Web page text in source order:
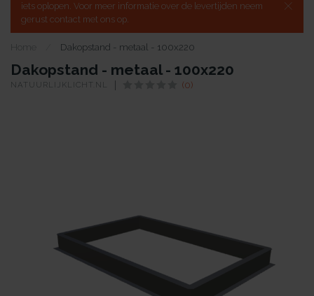
iets oplopen. Voor meer informatie over de levertijden neem
gerust contact met ons op.
Home Dakopstand - metaal - 100x220
Dakopstand - metaal - 100x220
NATUURLIJKLICHT.NL (0)